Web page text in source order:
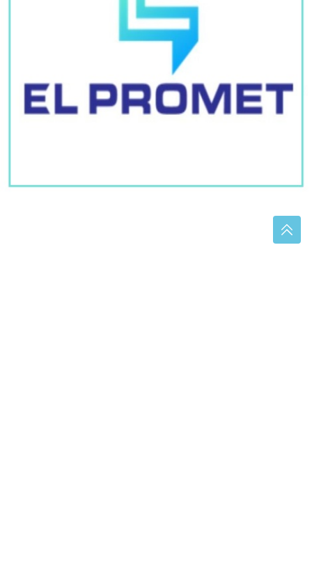
(FOTO)Pune ulice i mirisi domaće
kuhinje: Stanivuković iz Kotor Varoša
poslao poruku o očuvanju tradicije
Izbegavajte ove 3 namirnice tokom
velikih vrućina